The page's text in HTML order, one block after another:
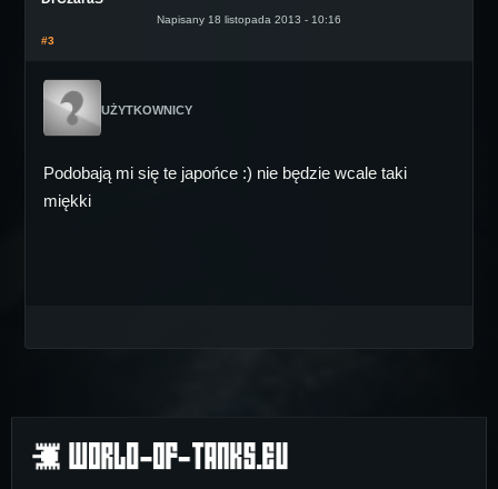
Napisany 18 listopada 2013 - 10:16
#3
UŻYTKOWNICY
Podobają mi się te japońce :) nie będzie wcale taki
miękki